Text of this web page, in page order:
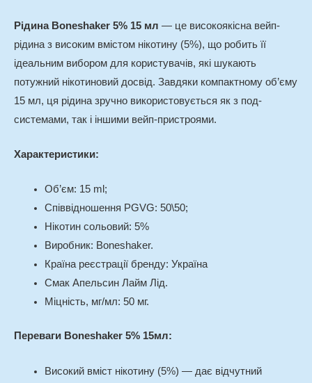
Рідина Boneshaker 5% 15 мл — це високоякісна вейп-
рідина з високим вмістом нікотину (5%), що робить її
ідеальним вибором для користувачів, які шукають
потужний нікотиновий досвід. Завдяки компактному об’єму
15 мл, ця рідина зручно використовується як з под-
системами, так і іншими вейп-пристроями.
Характеристики:
Об’єм: 15 ml;
Співвідношення PGVG: 50\50;
Нікотин сольовий: 5%
Виробник: Boneshaker.
Країна реєстрації бренду: Україна
Смак Апельсин Лайм Лід.
Міцність, мг/мл: 50 мг.
Переваги Boneshaker 5% 15мл:
Високий вміст нікотину (5%) — дає відчутний